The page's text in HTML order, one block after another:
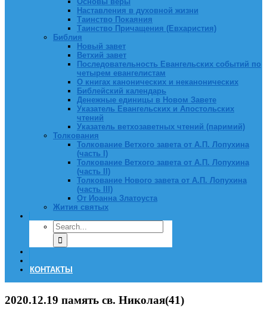
Наставления в духовной жизни
Таинство Покаяния
Таинство Причащения (Евхаристия)
Библия
Новый завет
Ветхий завет
Последовательность Евангельских событий по
четырем евангелистам
О книгах канонических и неканонических
Библейский календарь
Денежные единицы в Новом Завете
Указатель Евангельских и Апостольских
чтений
Указатель ветхозаветных чтений (паримий)
Толкования
Толкование Ветхого завета от А.П. Лопухина
(часть I)
Толкование Ветхого завета от А.П. Лопухина
(часть II)
Толкование Нового завета от А.П. Лопухина
(часть III)
От Иоанна Златоуста
Жития святых
КОНТАКТЫ
2020.12.19 память св. Николая(41)